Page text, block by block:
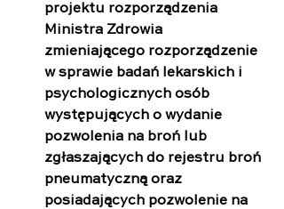
projektu rozporządzenia
Ministra Zdrowia
zmieniającego rozporządzenie
w sprawie badań lekarskich i
psychologicznych osób
występujących o wydanie
pozwolenia na broń lub
zgłaszających do rejestru broń
pneumatyczną oraz
posiadających pozwolenie na